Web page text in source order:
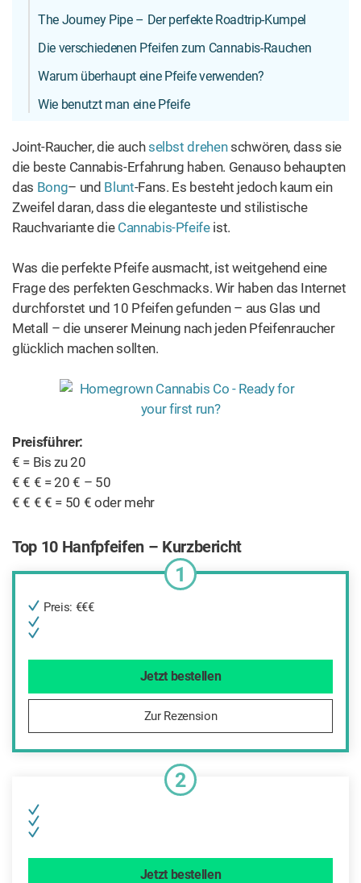
The Journey Pipe – Der perfekte Roadtrip-Kumpel
Die verschiedenen Pfeifen zum Cannabis-Rauchen
Warum überhaupt eine Pfeife verwenden?
Wie benutzt man eine Pfeife
Joint-Raucher, die auchselbst drehenschwören, dass sie
die beste Cannabis-Erfahrung haben. Genauso behaupten
das Bong– und Blunt-Fans. Es besteht jedoch kaum ein
Zweifel daran, dass die eleganteste und stilistische
Rauchvariante die Cannabis-Pfeifeist.
Was die perfekte Pfeife ausmacht, ist weitgehend eine
Frage des perfekten Geschmacks. Wir haben das Internet
durchforstet und 10 Pfeifen gefunden – aus Glas und
Metall – die unserer Meinung nach jeden Pfeifenraucher
glücklich machen sollten.
Preisführer:
€ = Bis zu 20
€ € € = 20 € – 50
€ € € € = 50 € oder mehr
Top 10 Hanfpfeifen – Kurzbericht
1
Preis: €€€
Jetzt bestellen
Zur Rezension
2
Jetzt bestellen